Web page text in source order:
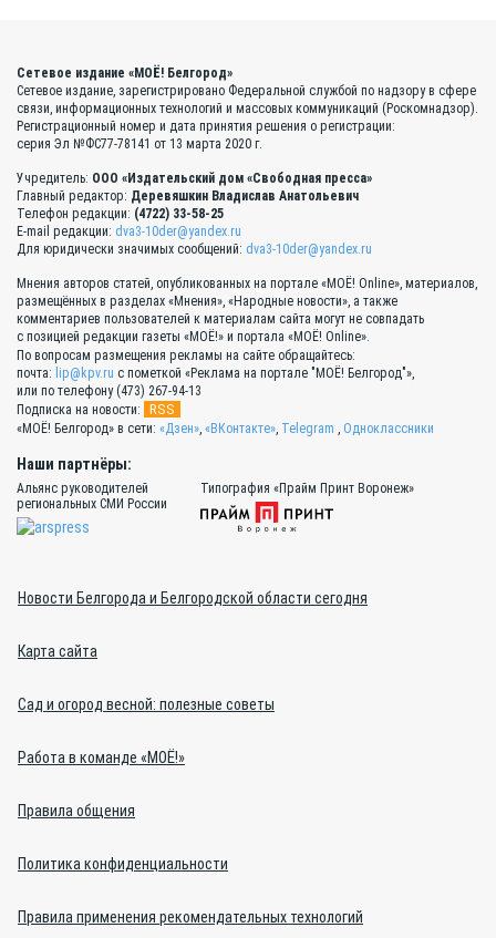
Сетевое издание «МОЁ! Белгород»
Сетевое издание, зарегистрировано Федеральной службой по надзору в сфере
связи, информационных технологий и массовых коммуникаций (Роскомнадзор).
Регистрационный номер и дата принятия решения о регистрации:
серия Эл №ФС77-78141 от 13 марта 2020 г.
Учредитель: ООО «Издательский дом «Свободная пресса»
Главный редактор: Деревяшкин Владислав Анатольевич
Телефон редакции: (4722) 33-58-25
E-mail редакции: dva3-10der@yandex.ru
Для юридически значимых сообщений: dva3-10der@yandex.ru
Мнения авторов статей, опубликованных на портале «МОЁ! Online», материалов,
размещённых в разделах «Мнения», «Народные новости», а также
комментариев пользователей к материалам сайта могут не совпадать
с позицией редакции газеты «МОЁ!» и портала «МОЁ! Online».
По вопросам размещения рекламы на сайте обращайтесь:
почта: lip@kpv.ru с пометкой «Реклама на портале "МОЁ! Белгород"»,
или по телефону (473) 267-94-13
Подписка на новости:
RSS
«МОЁ! Белгород» в сети: «Дзен», «ВКонтакте», Telegram , Одноклассники
Наши партнёры:
Альянс руководителей
региональных СМИ России
Типография «Прайм Принт Воронеж»
Новости Белгорода и Белгородской области сегодня
Карта сайта
Сад и огород весной: полезные советы
Работа в команде «МОЁ!»
Правила общения
Политика конфиденциальности
Правила применения рекомендательных технологий